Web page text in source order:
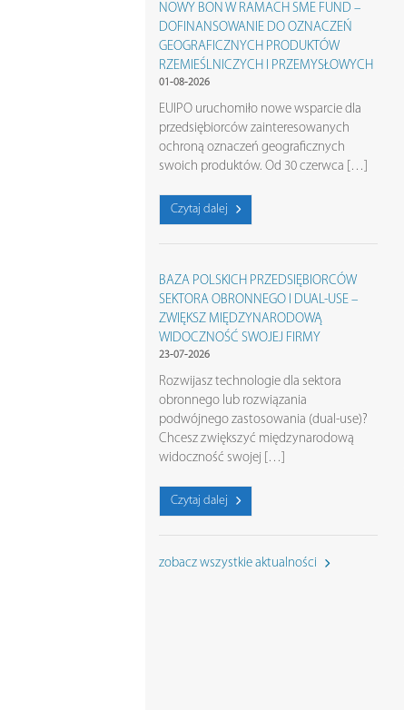
NOWY BON W RAMACH SME FUND –
DOFINANSOWANIE DO OZNACZEŃ
GEOGRAFICZNYCH PRODUKTÓW
RZEMIEŚLNICZYCH I PRZEMYSŁOWYCH
01-08-2026
EUIPO uruchomiło nowe wsparcie dla
przedsiębiorców zainteresowanych
ochroną oznaczeń geograficznych
swoich produktów. Od 30 czerwca […]
Czytaj dalej
BAZA POLSKICH PRZEDSIĘBIORCÓW
SEKTORA OBRONNEGO I DUAL-USE –
ZWIĘKSZ MIĘDZYNARODOWĄ
WIDOCZNOŚĆ SWOJEJ FIRMY
23-07-2026
Rozwijasz technologie dla sektora
obronnego lub rozwiązania
podwójnego zastosowania (dual-use)?
Chcesz zwiększyć międzynarodową
widoczność swojej […]
Czytaj dalej
zobacz wszystkie aktualności